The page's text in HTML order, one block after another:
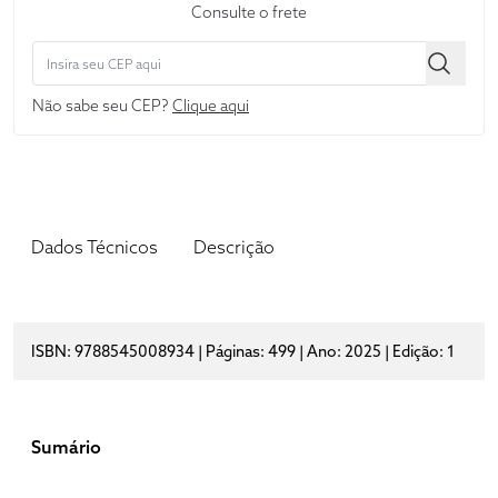
Consulte o frete
Não sabe seu CEP? Clique aqui
Dados Técnicos Descrição
ISBN: 9788545008934 | Páginas: 499 | Ano: 2025 | Edição: 1
Sumário